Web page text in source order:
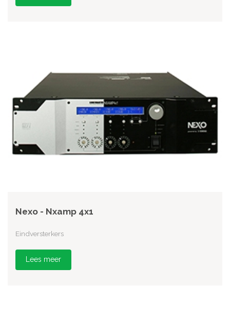
Nexo - Nxamp 4x1
Eindversterkers
Lees meer